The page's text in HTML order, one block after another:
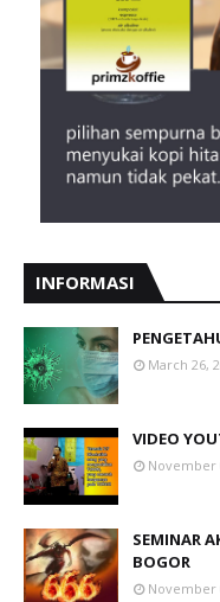
INFORMASI
March 26,
VIDEO
November
SEMINAR
BOGOR
November